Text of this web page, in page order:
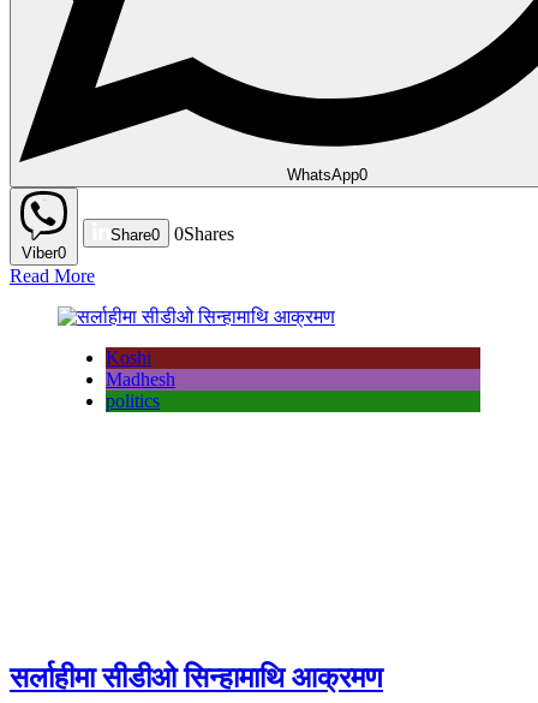
WhatsApp0
Viber0
Share0 0Shares
Read More
Koshi
Madhesh
politics
सर्लाहीमा सीडीओ सिन्हामाथि आक्रमण